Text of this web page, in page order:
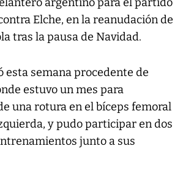
argentino para el partido
Elche, en la reanudación de
tras la pausa de Navidad.
esta semana procedente de
estuvo un mes para
una rotura en el bíceps femoral
y pudo participar en dos
junto a sus